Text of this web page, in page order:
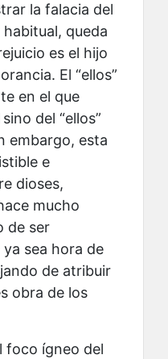
la falacia del
queda
es el hijo
El “ellos”
en el que
del “ellos”
embargo, esta
e
dioses,
mucho
de ser
sea hora de
de atribuir
obra de los
foco ígneo del